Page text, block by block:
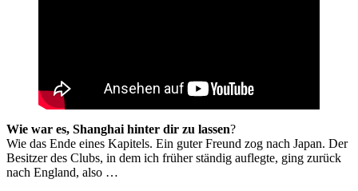
Wie war es, Shanghai hinter dir zu lassen?
Wie das Ende eines Kapitels. Ein guter Freund zog nach Japan. Der
Besitzer des Clubs, in dem ich früher ständig auflegte, ging zurück
nach England, also …